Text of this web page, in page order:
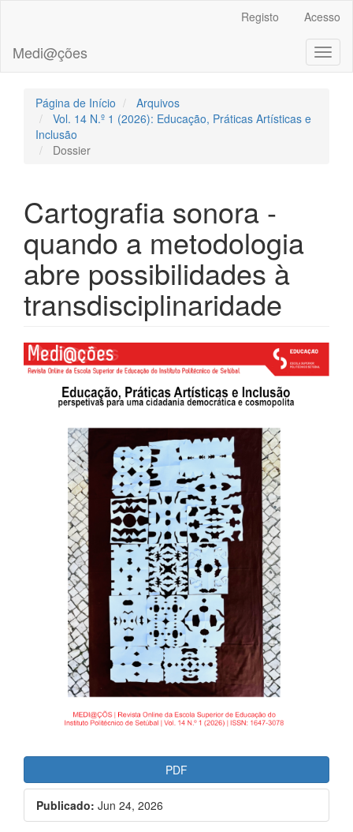
##plugins.themes.bootstrap3.accessible_menu.main_content##
##plugins.themes.bootstrap3.accessible_menu.sidebar##
Registo Acesso
Medi@ções
Página de Início
Arquivos
Vol. 14 N.º 1 (2026): Educação, Práticas Artísticas e
Inclusão
Dossier
Cartografia sonora -
quando a metodologia
abre possibilidades à
transdisciplinaridade
PDF
Publicado: Jun 24, 2026